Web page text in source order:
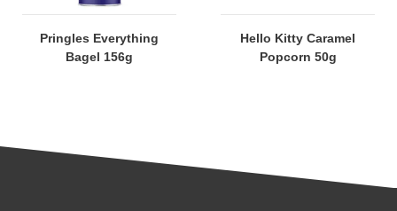
Pringles Everything
Bagel 156g
Hello Kitty Caramel
Popcorn 50g